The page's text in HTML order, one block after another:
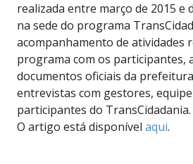
realizada entre março de 2015 e
na sede do programa
acompanhamento de atividades
programa com os participantes,
documentos oficiais da
entrevistas com gestores,
participantes do TransCidadania.
O artigo está disponível aqui.